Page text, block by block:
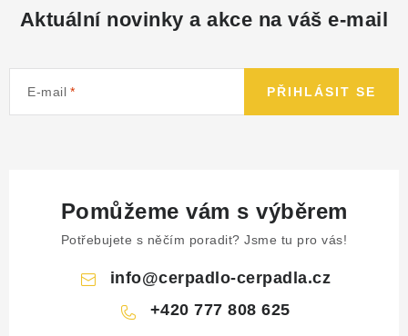
Aktuální novinky a akce na váš e-mail
E-mail PŘIHLÁSIT SE
Pomůžeme vám s výběrem
Potřebujete s něčím poradit? Jsme tu pro vás!
info@cerpadlo-cerpadla.cz
+420 777 808 625